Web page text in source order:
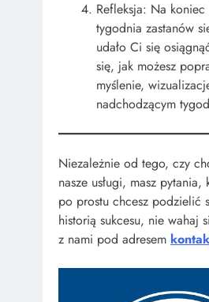
Refleksja: Na
tygodnia zastanów
udało Ci się
się, jak możesz
myślenie,
nadchodzącym
Niezależnie od tego, czy
nasze usługi, masz pytania,
po prostu chcesz podzielić
historią sukcesu, nie wahaj
z nami pod adresem